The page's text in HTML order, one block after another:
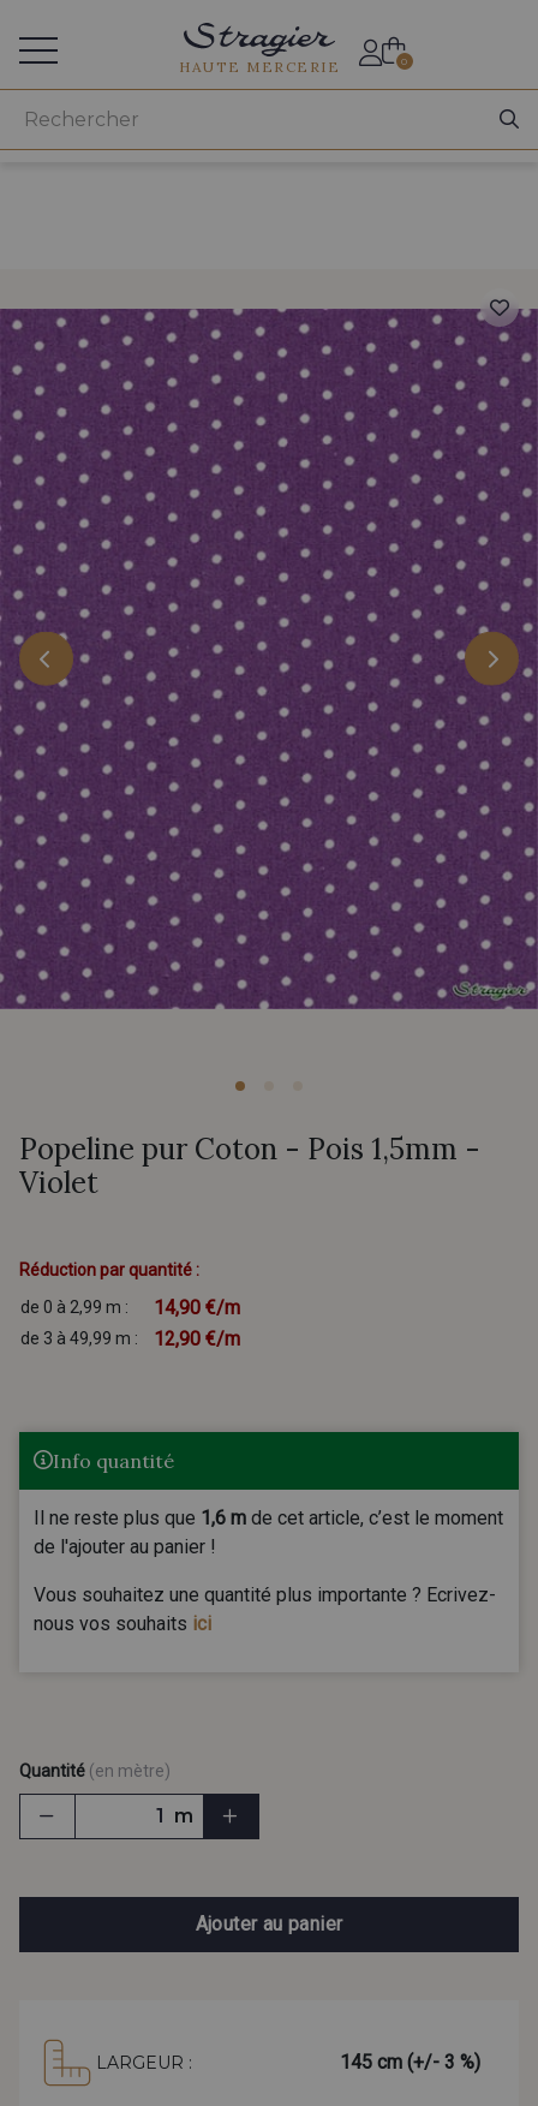
HAUTE MERCERIE 0
Popeline pur Coton - Pois 1,5mm -
Violet
Réduction par quantité :
de 0 à 2,99 m :
14,90 €/m
de 3 à 49,99 m : 12,90 €/m
Info quantité
Il ne reste plus que 1,6 m de cet article, c’est le moment
de l'ajouter au panier !
Vous souhaitez une quantité plus importante ? Ecrivez-
nous vos souhaits ici
Quantité (en mètre)
m
Ajouter au panier
LARGEUR : 145 cm (+/- 3 %)